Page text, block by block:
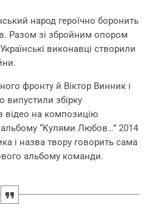
народ героїчно боронить
Разом зі збройним опором
виконавці створили
фронту й Віктор Винник і
збірку
відео на композицію
“Кулями Любов…” 2014
і назва твору говорить сама
альбому команди.